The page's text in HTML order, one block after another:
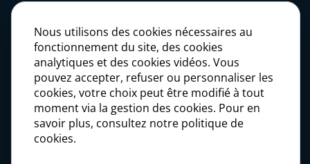
Actualités
Presse
Carrières
Nous utilisons des cookies nécessaires au
fonctionnement du site, des cookies
analytiques et des cookies vidéos. Vous
pouvez accepter, refuser ou personnaliser les
cookies, votre choix peut être modifié à tout
moment via la gestion des cookies. Pour en
savoir plus, consultez notre politique de
cookies.